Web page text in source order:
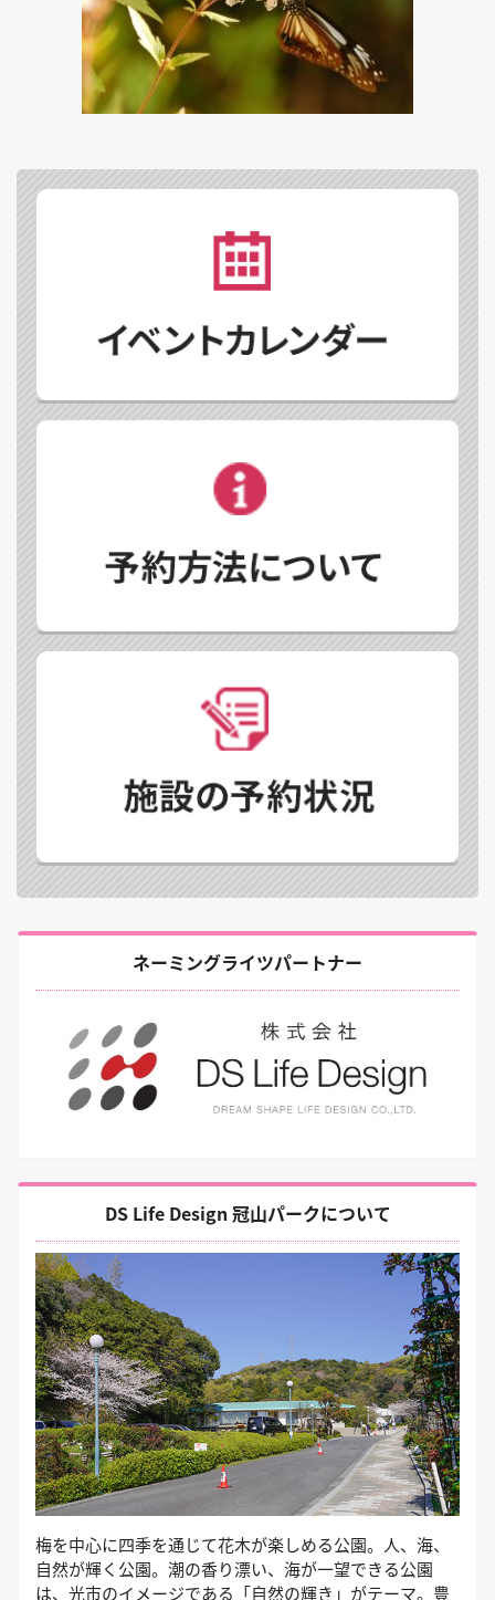
ネーミングライツパートナー
DS Life Design 冠山パークについて
梅を中心に四季を通じて花木が楽しめる公園。人、海、
自然が輝く公園。潮の香り漂い、海が一望できる公園
は、光市のイメージである「自然の輝き」がテーマ。豊